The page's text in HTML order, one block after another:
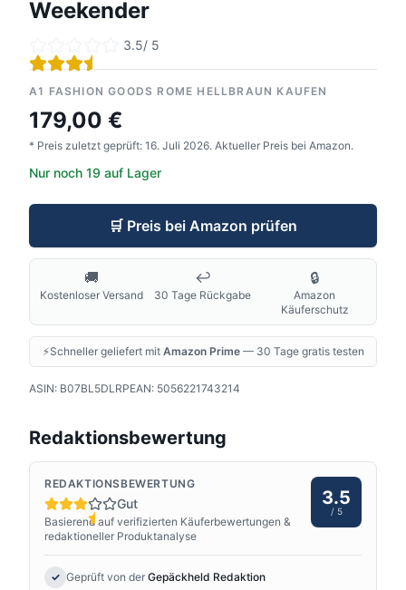
Weekender
3.5/ 5
A1 FASHION GOODS ROME HELLBRAUN KAUFEN
179,00 €
* Preis zuletzt geprüft: 16. Juli 2026. Aktueller Preis bei Amazon.
Nur noch 19 auf Lager
🛒 Preis bei Amazon prüfen
🚚
Kostenloser Versand
↩️
30 Tage Rückgabe
🔒
Amazon
Käuferschutz
⚡Schneller geliefert mit Amazon Prime— 30 Tage gratis testen
ASIN: B07BL5DLRPEAN: 5056221743214
Redaktionsbewertung
REDAKTIONSBEWERTUNG
Gut
Basierend auf verifizierten Käuferbewertungen &
redaktioneller Produktanalyse
3.5
/ 5
✓ Geprüft von der Gepäckheld Redaktion